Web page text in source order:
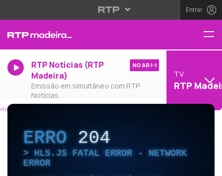
Entrar
RTP Notícias (RTP
Madeira)
Emissão em simultâneo com RTP
Notícias
NO AR
TV
RTP
ERRO204
HLS.JS FATAL ERROR - NETWORK
ERROR